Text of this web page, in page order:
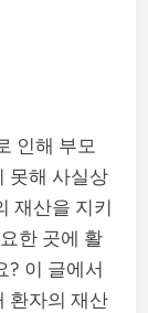
인해 부모
못해 사실상
재산을 지키
한 곳에 활
? 이 글에서
환자의 재산